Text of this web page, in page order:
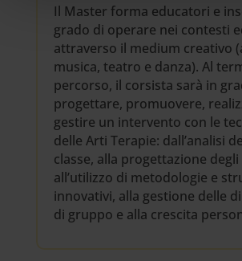
Il Master forma educatori e
grado di operare nei contesti
attraverso il medium creativo
musica, teatro e danza). Al
percorso, il corsista sarà in
progettare, promuovere,
gestire un intervento con le
delle Arti Terapie: dall’analisi
classe, alla progettazione
all’utilizzo di metodologie e
innovativi, alla gestione delle
di gruppo e alla crescita